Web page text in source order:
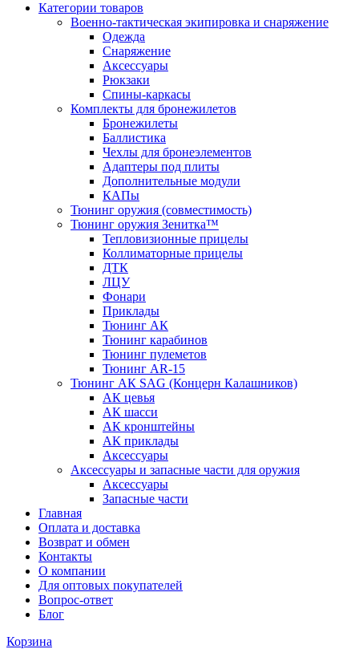
Категории товаров
Военно-тактическая экипировка и снаряжение
Одежда
Снаряжение
Аксессуары
Рюкзаки
Спины-каркасы
Комплекты для бронежилетов
Бронежилеты
Баллистика
Чехлы для бронеэлементов
Адаптеры под плиты
Дополнительные модули
КАПы
Тюнинг оружия (совместимость)
Тюнинг оружия Зенитка™
Тепловизионные прицелы
Коллиматорные прицелы
ДТК
ЛЦУ
Фонари
Приклады
Тюнинг АК
Тюнинг карабинов
Тюнинг пулеметов
Тюнинг AR-15
Тюнинг АК SAG (Концерн Калашников)
АК цевья
АК шасси
АК кронштейны
АК приклады
Аксессуары
Аксессуары и запасные части для оружия
Аксессуары
Запасные части
Главная
Оплата и доставка
Возврат и обмен
Контакты
О компании
Для оптовых покупателей
Вопрос-ответ
Блог
Корзина